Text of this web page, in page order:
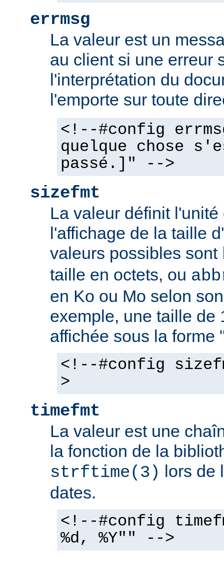
errmsg
La valeur est un
au client si une erreur
l'interprétation du
l'emporte sur toute
<!--#config
quelque chose
passé.]" -->
sizefmt
La valeur définit
l'affichage de la taille
valeurs possibles sont
taille en octets, ou
en Ko ou Mo selon
exemple, une taille de
affichée sous la forme
<!--#config
>
timefmt
La valeur est une
la fonction de la
strftime(3) lors de
dates.
<!--#config
%d, %Y"" -->